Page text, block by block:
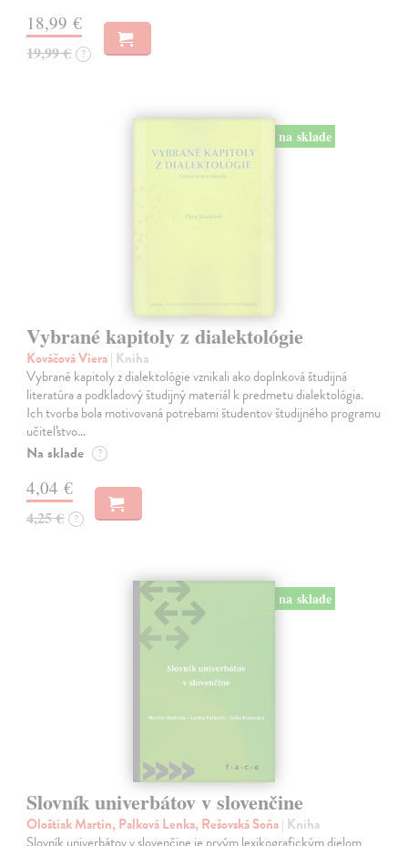
18,99 €
19,99 € ?
na sklade
Vybrané kapitoly z dialektológie
Kováčová Viera| Kniha
Vybrané kapitoly z dialektológie vznikali ako doplnková študijná
literatúra a podkladový študijný materiál k predmetu dialektológia.
Ich tvorba bola motivovaná potrebami študentov študijného programu
učiteľstvo…
Na sklade ?
4,04 €
4,25 € ?
na sklade
Slovník univerbátov v slovenčine
Ološtiak Martin, Palková Lenka, Rešovská Soňa| Kniha